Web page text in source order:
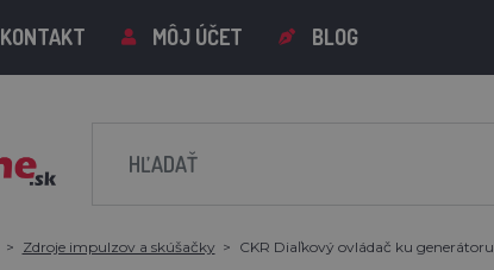
KONTAKT MÔJ ÚČET BLOG
Zdroje impulzov a skúšačky CKR Diaľkový ovládač ku generátoru